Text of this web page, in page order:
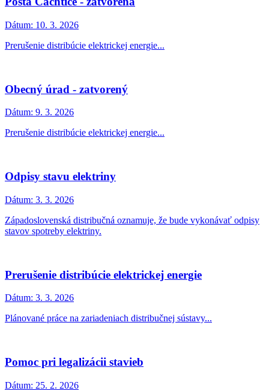
Dátum: 10. 3. 2026
Prerušenie distribúcie elektrickej energie...
Obecný úrad - zatvorený
Dátum: 9. 3. 2026
Prerušenie distribúcie elektrickej energie...
Odpisy stavu elektriny
Dátum: 3. 3. 2026
Západoslovenská distribučná oznamuje, že bude vykonávať odpisy
stavov spotreby elektriny.
Prerušenie distribúcie elektrickej energie
Dátum: 3. 3. 2026
Plánované práce na zariadeniach distribučnej sústavy...
Pomoc pri legalizácii stavieb
Dátum: 25. 2. 2026